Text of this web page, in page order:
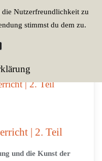
| 2. Teil
und die Kunst der
die Nutzerfreundlichkeit zu
stimmst du dem zu.